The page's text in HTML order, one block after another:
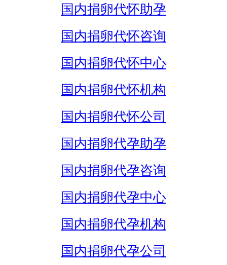
国内捐卵代怀助孕
国内捐卵代怀咨询
国内捐卵代怀中心
国内捐卵代怀机构
国内捐卵代怀公司
国内捐卵代孕助孕
国内捐卵代孕咨询
国内捐卵代孕中心
国内捐卵代孕机构
国内捐卵代孕公司